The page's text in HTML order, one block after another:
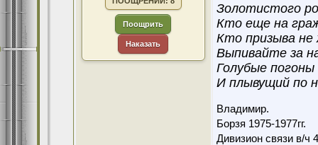
Поощрить
Наказать
Золотистого
Кто еще на
Кто призыва
Выпивайте за
Голубые погоны
И плывущий по
Владимир.
Борзя 1975-1977гг.
Дивизион связи в/ч